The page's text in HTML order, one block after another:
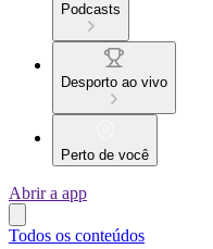
Podcasts
Desporto ao vivo
Perto de você
Abrir a app
Todos os conteúdos